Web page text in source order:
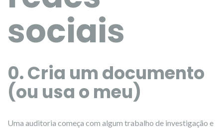
sociais
0. Cria um documento
(ou usa o meu)
Uma auditoria começa com algum trabalho de investigação e